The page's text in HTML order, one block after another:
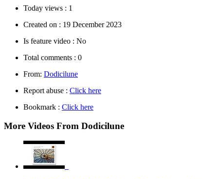
Today views : 1
Created on : 19 December 2023
Is feature video : No
Total comments : 0
From: Dodicilune
Report abuse : Click here
Bookmark : Click here
More Videos From Dodicilune